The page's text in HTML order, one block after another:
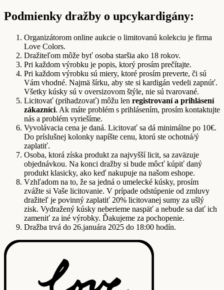
Podmienky dražby o upcykardigány:
Organizátorom online aukcie o limitovanú kolekciu je firma
Love Colors.
Dražiteľom môže byť osoba staršia ako 18 rokov.
Pri každom výrobku je popis, ktorý prosím prečítajte.
Pri každom výrobku sú miery, ktoré prosím preverte, či sú
Vám vhodné. Najmä šírku, aby ste si kardigán vedeli zapnúť.
Všetky kúsky sú v oversizovom štýle, nie sú tvarované.
Licitovať (prihadzovať) môžu len registrovaní a prihlásení
zákazníci. Ak máte problém s prihlásením, prosím kontaktujte
nás a problém vyriešíme.
Vyvolávacia cena je daná. Licitovať sa dá minimálne po 10€.
Do príslušnej kolonky napíšte cenu, ktorú ste ochotná/ý
zaplatiť.
Osoba, ktorá získa produkt za najvyšší licit, sa zaväzuje
objednávkou. Na konci dražby si bude môcť kúpiť daný
produkt klasicky, ako keď nakupuje na našom eshope.
Vzhľadom na to, že sa jedná o umelecké kúsky, prosím
zvážte si Vaše licitovanie. V prípade odstúpenie od zmluvy
dražiteľ je povinný zaplatiť 20% licitovanej sumy za ušlý
zisk. Vydražený kúsky neberieme naspäť a nebude sa dať ich
zameniť za iné výrobky. Ďakujeme za pochopenie.
Dražba trvá do 26.januára 2025 do 18:00 hodín.